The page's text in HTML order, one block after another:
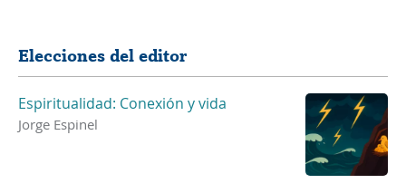
Elecciones del editor
Espiritualidad: Conexión y vida
Jorge Espinel